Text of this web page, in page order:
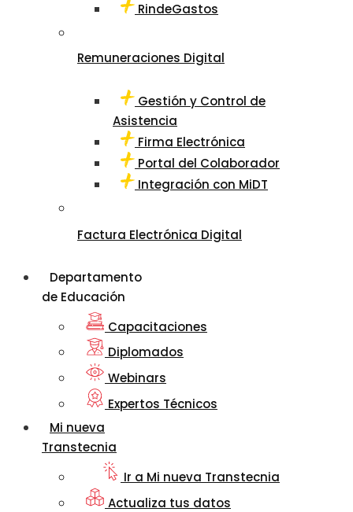
RindeGastos
Remuneraciones Digital
Gestión y Control de
Asistencia
Firma Electrónica
Portal del Colaborador
Integración con MiDT
Factura Electrónica Digital
Departamento
de Educación
Capacitaciones
Diplomados
Webinars
Expertos Técnicos
Mi nueva
Transtecnia
Ir a Mi nueva Transtecnia
Actualiza tus datos